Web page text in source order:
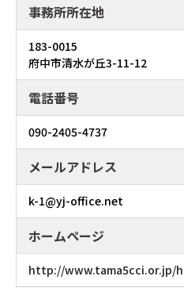
事務所所在地
183-0015
府中市清水が丘3-11-12
電話番号
090-2405-4737
メールアドレス
k-1@yj-office.net
ホームページ
http://www.tama5cci.or.jp/